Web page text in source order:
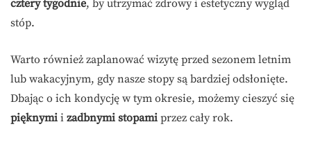
cztery tygodnie, by utrzymać zdrowy i estetyczny wygląd
stóp.
Warto również zaplanować wizytę przed sezonem letnim
lub wakacyjnym, gdy nasze stopy są bardziej odsłonięte.
Dbając o ich kondycję w tym okresie, możemy cieszyć się
pięknymi i zadbnymi stopami przez cały rok.